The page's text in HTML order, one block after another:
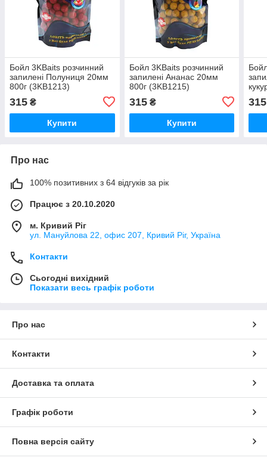
Бойл 3KBaits розчинний
запилені Полуниця 20мм
800г (3KB1213)
315 ₴
Купити
Бойл 3KBaits розчинний
запилені Ананас 20мм
800г (3KB1215)
315₴
Купити
315
Про нас
100% позитивних з 64 відгуків за рік
Працює з 20.10.2020
м. Кривий Ріг
ул. Мануйлова 22, офис 207, Кривий Ріг, Україна
Контакти
Сьогодні вихідний
Показати весь графік роботи
Про нас
Контакти
Доставка та оплата
Графік роботи
Повна версія сайту